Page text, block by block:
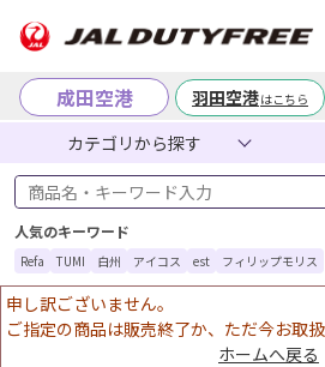
成田空港 羽田空港はこちら
カテゴリから探す
商品名・キーワード入力
人気のキーワード
Refa TUMI 白州 アイコス est フィリップモリス
申し訳ございません。
ご指定の商品は販売終了か、ただ今お取
ホームへ戻る